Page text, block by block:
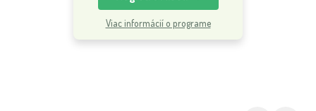
Viac informácií o programe